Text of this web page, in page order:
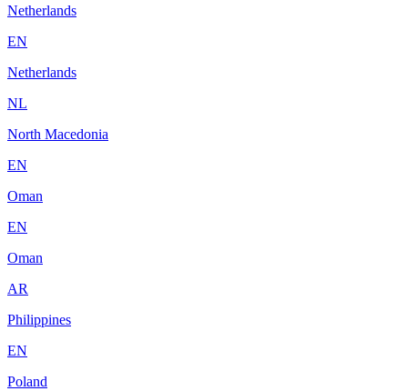
Netherlands
EN
Netherlands
NL
North Macedonia
EN
Oman
EN
Oman
AR
Philippines
EN
Poland